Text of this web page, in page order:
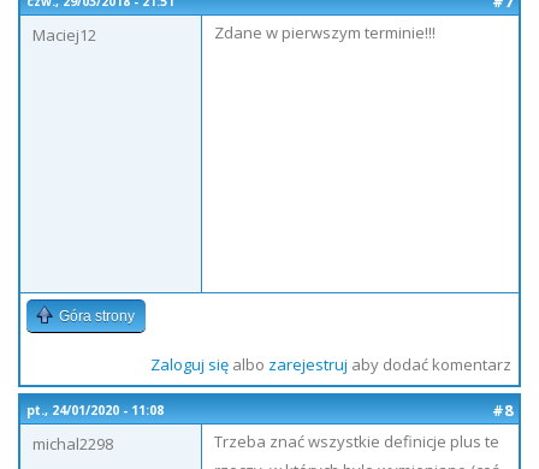
Maciej12
Zdane w pierwszym terminie!!!
Góra strony
Zaloguj sięalbo zarejestruj aby dodać komentarz
pt., 24/01/2020 - 11:08
#8
michal2298
Trzeba znać wszystkie definicje plus te